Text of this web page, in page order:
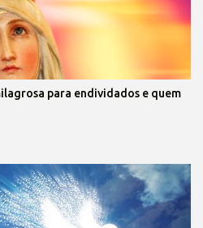
para endividados e quem